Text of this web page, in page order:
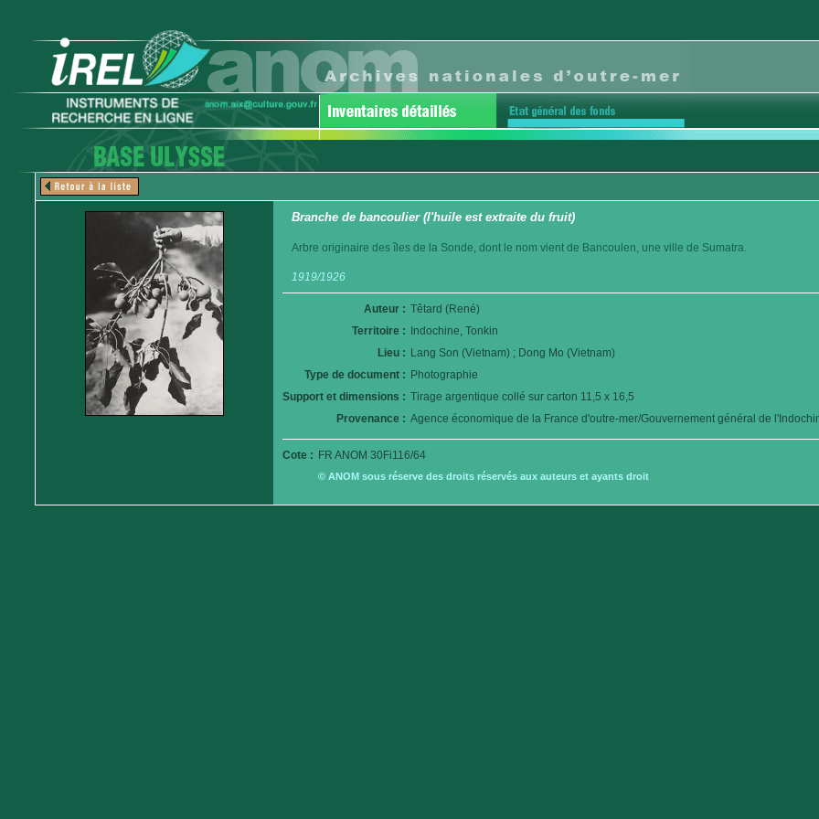
Branche de bancoulier (l'huile est extraite du fruit)
Arbre originaire des îles de la Sonde, dont le nom vient de Bancoulen, une ville de Sumatra.
1919/1926
Auteur : Têtard (René)
Territoire :
Indochine, Tonkin
Lieu : Lang Son (Vietnam) ; Dong Mo (Vietnam)
Type de document : Photographie
Support et dimensions : Tirage argentique collé sur carton 11,5 x 16,5
Provenance : Agence économique de la France d'outre-mer/Gouvernement général de
Cote : FR ANOM 30Fi116/64
© ANOM sous réserve des droits réservés aux auteurs et ayants droit